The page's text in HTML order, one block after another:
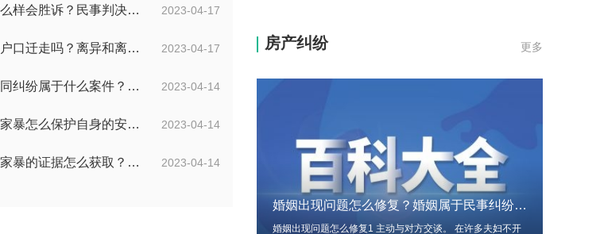
2023-04-17
起诉离婚怎么样会胜诉？民事判决书范本都包含什么内容？
2023-04-17
离婚必须把户口迁走吗？离异和离婚的区别有哪些？
2023-04-14
房屋买卖合同纠纷属于什么案件？屋买卖合同违约怎么起诉？
2023-04-14
如果已遭遇家暴怎么保护自身的安全？婚姻纠纷如何收集证据？
2023-04-14
家庭婚姻中家暴的证据怎么获取？家暴离婚小孩归谁？
2023-03-13
2023-03-13
由于工作疏忽发生技术性差错而造成多缴或误缴税
款的可以申请退税吗？
2023-03-13
更多
房产纠纷
婚姻出现问题怎么修复？婚姻属于民事纠纷吗？
婚姻出现问题怎么修复1 主动与对方交谈。 在许多夫妇不开